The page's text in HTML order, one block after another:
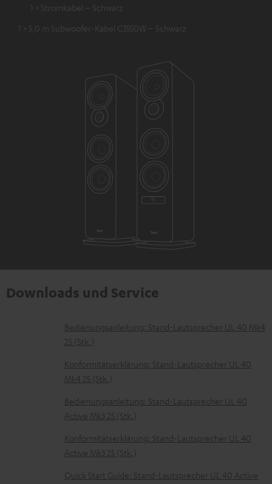
1 × Stromkabel – Schwarz
1 × 5,0 m Subwoofer-Kabel C3550W – Schwarz
Downloads und Service
D
o
k
u
m
e
n
t
e
Bedienungsanleitung: Stand-Lautsprecher UL 40 Mk4
25 (Stk.)
Konformitätserklärung: Stand-Lautsprecher UL 40
Mk4 25 (Stk.)
Bedienungsanleitung: Stand-Lautsprecher UL 40
Active Mk3 25 (Stk.)
Konformitätserklärung: Stand-Lautsprecher UL 40
Active Mk3 25 (Stk.)
Quick Start Guide: Stand-Lautsprecher UL 40 Active